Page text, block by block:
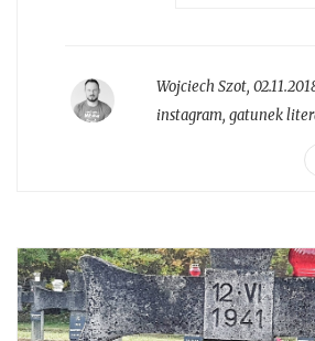
Wojciech Szot,
instagram, gatunek